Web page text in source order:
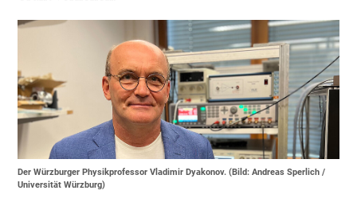
Der Würzburger Physikprofessor Vladimir Dyakonov. (Bild: Andreas Sperlich /
Universität Würzburg)